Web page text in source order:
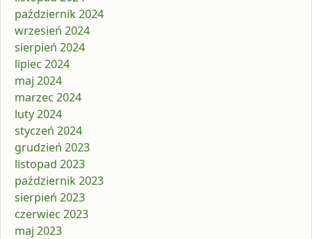
październik 2024
wrzesień 2024
sierpień 2024
lipiec 2024
maj 2024
marzec 2024
luty 2024
styczeń 2024
grudzień 2023
listopad 2023
październik 2023
sierpień 2023
czerwiec 2023
maj 2023